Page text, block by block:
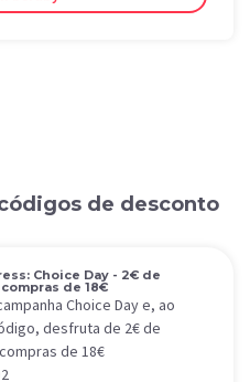
de desconto
Choice Day - 2€ de
de 18€
Choice Day e, ao
desfruta de 2€ de
de 18€